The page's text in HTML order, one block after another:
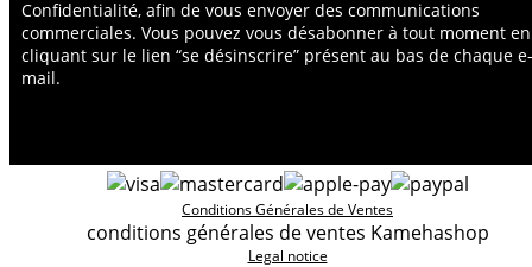
Confidentialité, afin de vous envoyer des communications
commerciales. Vous pouvez vous désabonner à tout moment en
cliquant sur le lien “se désinscrire” présent au bas de chaque e-
mail.
Conditions Générales de Ventes
conditions générales de ventes Kamehashop
Legal notice